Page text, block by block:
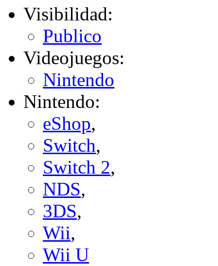
Visibilidad:
Publico
Videojuegos:
Nintendo
Nintendo:
eShop,
Switch,
Switch 2,
NDS,
3DS,
Wii,
Wii U